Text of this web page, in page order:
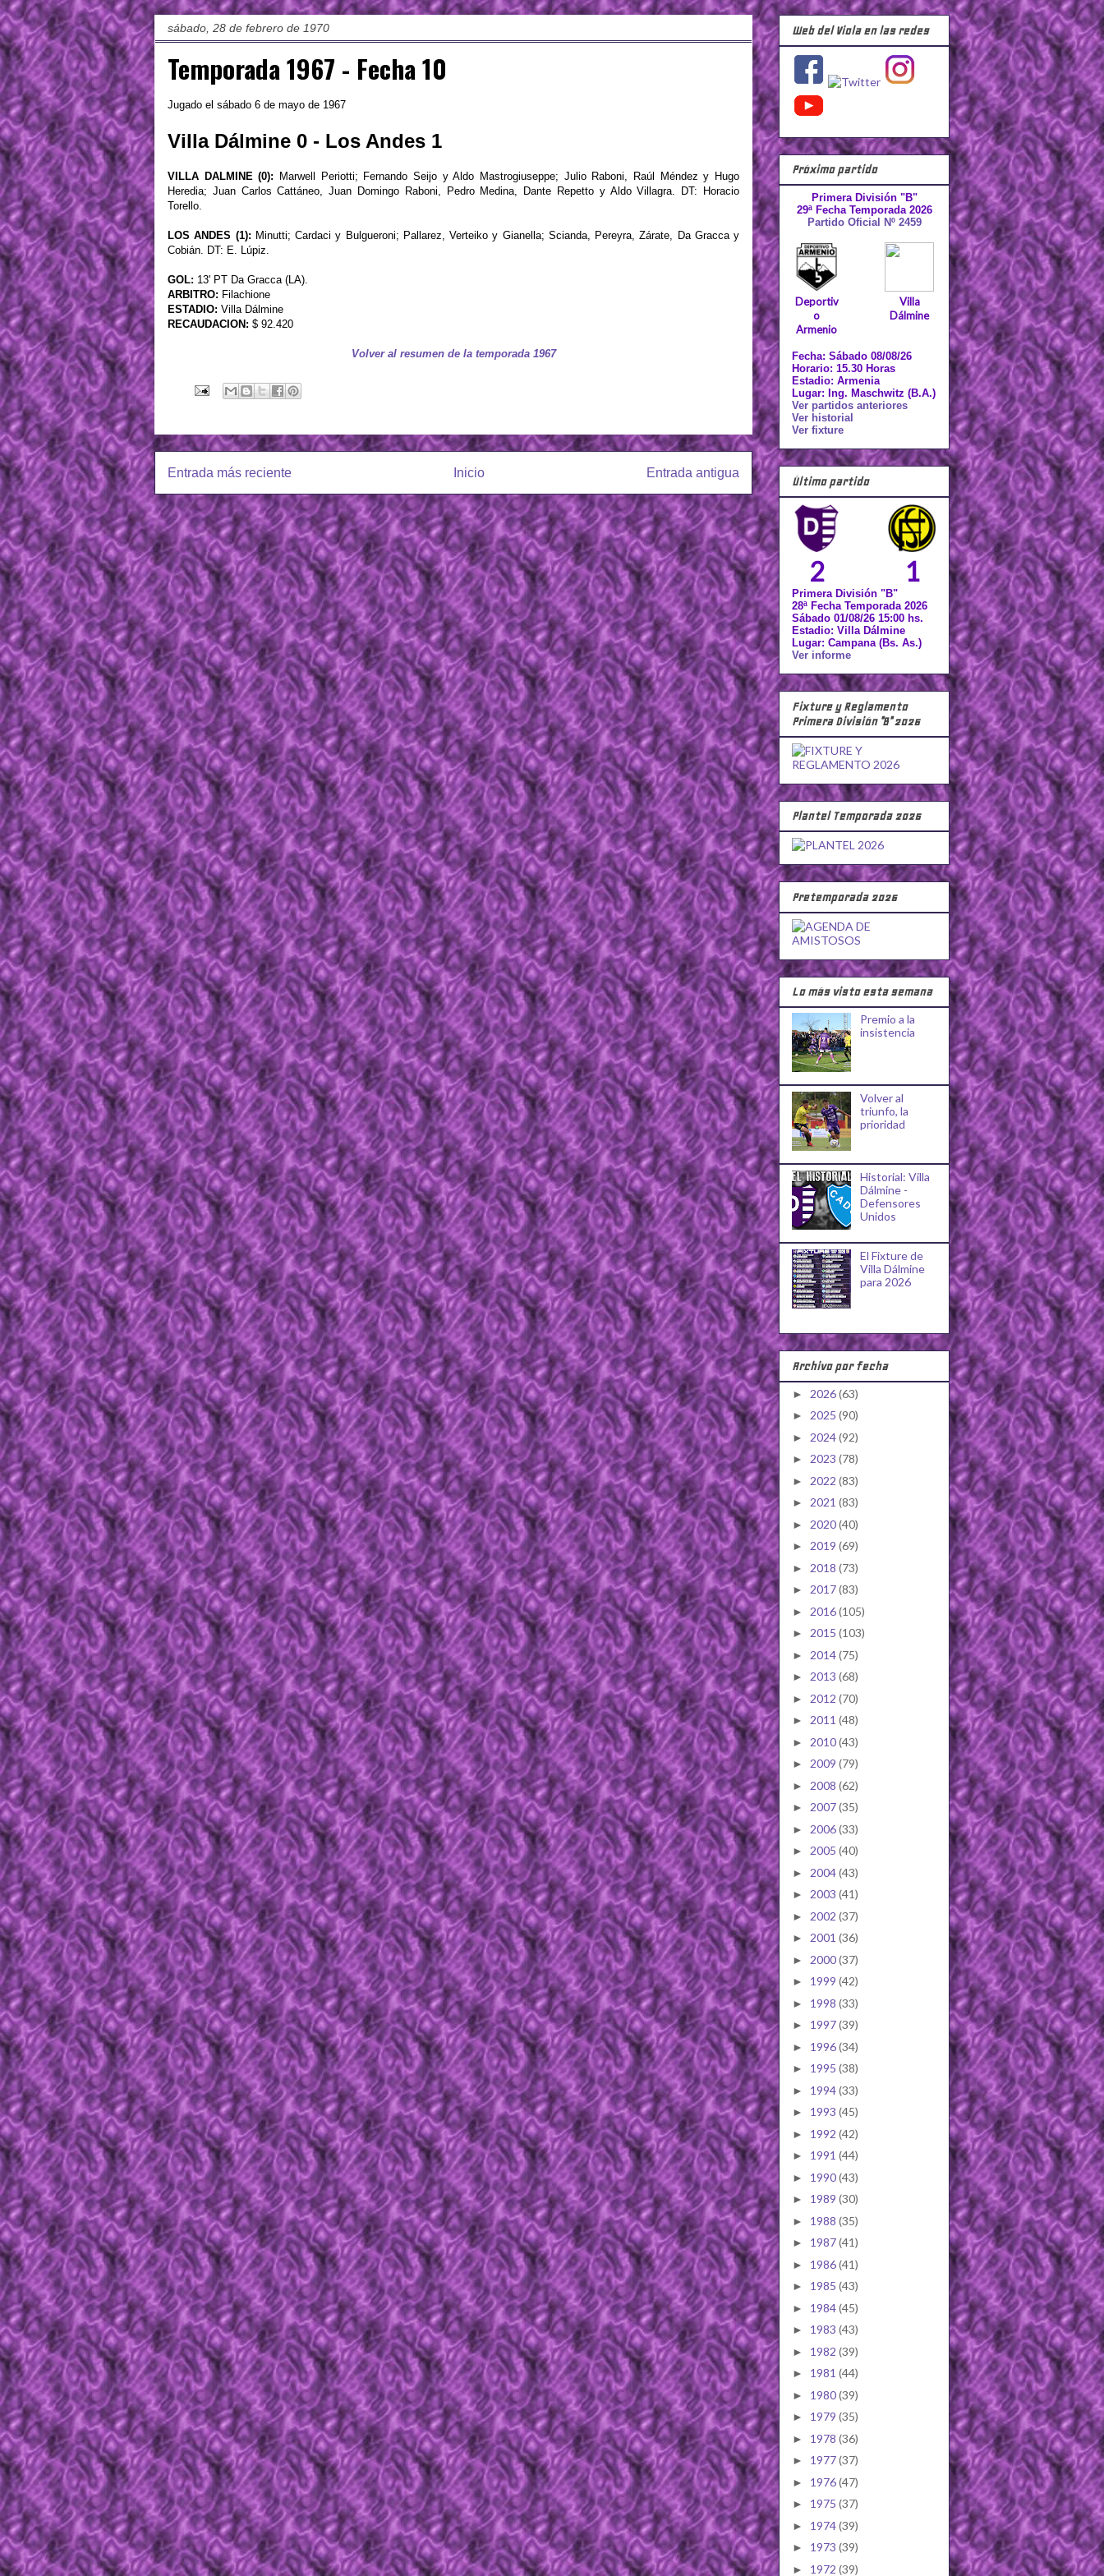
sábado, 28 de febrero de 1970
Temporada 1967 - Fecha 10
Jugado el sábado 6 de mayo de 1967
Villa Dálmine 0 - Los Andes 1
VILLA DALMINE (0): Marwell Periotti; Fernando Seijo y Aldo Mastrogiuseppe; Julio Raboni, Raúl Méndez y Hugo
Heredia; Juan Carlos Cattáneo, Juan Domingo Raboni, Pedro Medina, Dante Repetto y Aldo Villagra. DT: Horacio
Torello.
LOS ANDES (1): Minutti; Cardaci y Bulgueroni; Pallarez, Verteiko y Gianella; Scianda, Pereyra, Zárate, Da Gracca y
Cobián. DT: E. Lúpiz.
GOL: 13' PT Da Gracca (LA).
ARBITRO: Filachione
ESTADIO: Villa Dálmine
RECAUDACION: $ 92.420
Volver al resumen de la temporada 1967
Entrada más reciente Entrada antigua
Inicio
Web del Viola en las redes
Próximo partido
Primera División "B"
29ª Fecha Temporada 2026
Partido Oficial Nº 2459
Deportiv
o
Armenio
Villa
Dálmine
Fecha: Sábado 08/08/26
Horario: 15.30 Horas
Estadio: Armenia
Lugar: Ing. Maschwitz (B.A.)
Ver partidos anteriores
Ver historial
Ver fixture
Último partido
2 1
Primera División "B"
28ª Fecha Temporada 2026
Sábado 01/08/26 15:00 hs.
Estadio: Villa Dálmine
Lugar: Campana (Bs. As.)
Ver informe
Fixture y Reglamento
Primera División "B" 2026
Plantel Temporada 2026
Pretemporada 2026
Lo más visto esta semana
Premio a la
insistencia
Volver al
triunfo, la
prioridad
Historial: Villa
Dálmine -
Defensores
Unidos
El Fixture de
Villa Dálmine
para 2026
Archivo por fecha
► 2026(63)
► 2025 (90)
► 2024(92)
► 2023 (78)
► 2022 (83)
► 2021 (83)
► 2020(40)
► 2019 (69)
► 2018 (73)
► 2017(83)
► 2016(105)
► 2015 (103)
► 2014(75)
► 2013 (68)
► 2012 (70)
► 2011 (48)
► 2010(43)
► 2009 (79)
► 2008 (62)
► 2007(35)
► 2006(33)
► 2005 (40)
► 2004(43)
► 2003 (41)
► 2002 (37)
► 2001 (36)
► 2000(37)
► 1999 (42)
► 1998 (33)
► 1997(39)
► 1996(34)
► 1995 (38)
► 1994(33)
► 1993 (45)
► 1992 (42)
► 1991 (44)
► 1990(43)
► 1989 (30)
► 1988 (35)
► 1987(41)
► 1986(41)
► 1985 (43)
► 1984(45)
► 1983 (43)
► 1982 (39)
► 1981 (44)
► 1980(39)
► 1979 (35)
► 1978 (36)
► 1977(37)
► 1976(47)
► 1975 (37)
► 1974(39)
► 1973 (39)
► 1972 (39)